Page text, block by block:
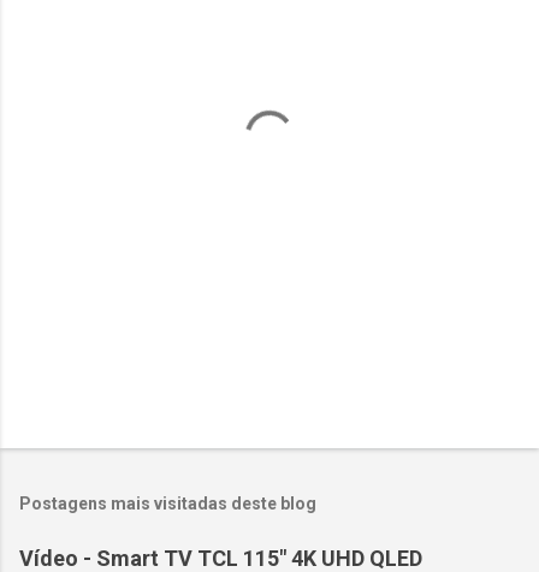
Postagens mais visitadas deste blog
Vídeo - Smart TV TCL 115" 4K UHD QLED